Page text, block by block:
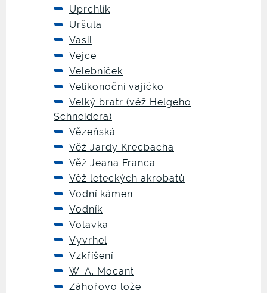
Uprchlík
Uršula
Vasil
Vejce
Velebníček
Velikonoční vajíčko
Velký bratr (věž Helgeho
Schneidera)
Vězeňská
Věž Jardy Krecbacha
Věž Jeana Franca
Věž leteckých akrobatů
Vodní kámen
Vodník
Volavka
Vyvrhel
Vzkříšení
W. A. Mocant
Záhořovo lože